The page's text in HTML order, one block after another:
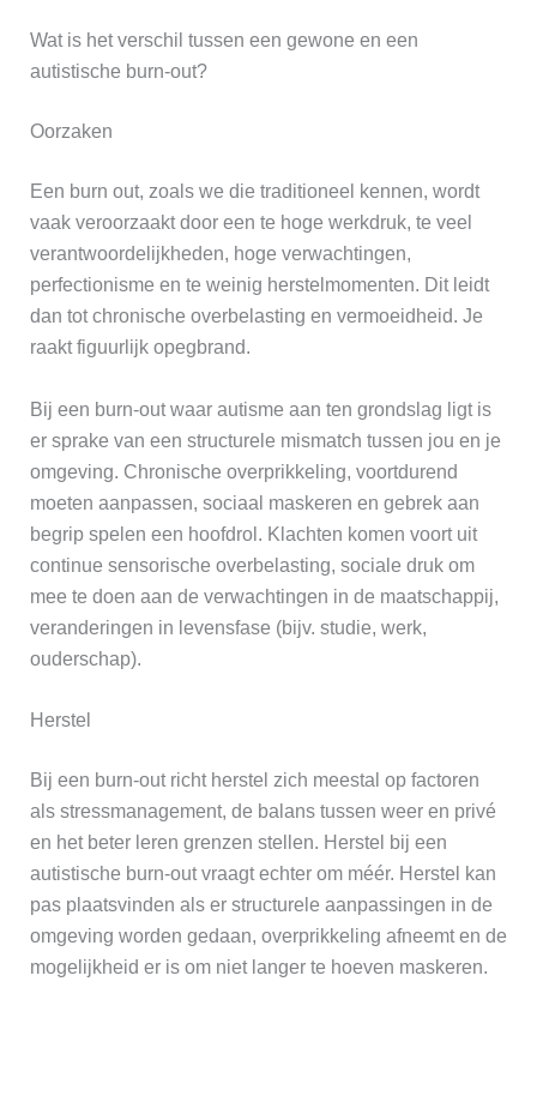
Wat is het verschil tussen een gewone en een
autistische burn-out?
Oorzaken
Een burn out, zoals we die traditioneel kennen, wordt
vaak veroorzaakt door een te hoge werkdruk, te veel
verantwoordelijkheden, hoge verwachtingen,
perfectionisme en te weinig herstelmomenten. Dit leidt
dan tot chronische overbelasting en vermoeidheid. Je
raakt figuurlijk opegbrand.
Bij een burn-out waar autisme aan ten grondslag ligt is
er sprake van een structurele mismatch tussen jou en je
omgeving. Chronische overprikkeling, voortdurend
moeten aanpassen, sociaal maskeren en gebrek aan
begrip spelen een hoofdrol. Klachten komen voort uit
continue sensorische overbelasting, sociale druk om
mee te doen aan de verwachtingen in de maatschappij,
veranderingen in levensfase (bijv. studie, werk,
ouderschap).
Herstel
Bij een burn-out richt herstel zich meestal op factoren
als stressmanagement, de balans tussen weer en privé
en het beter leren grenzen stellen. Herstel bij een
autistische burn-out vraagt echter om méér. Herstel kan
pas plaatsvinden als er structurele aanpassingen in de
omgeving worden gedaan, overprikkeling afneemt en de
mogelijkheid er is om niet langer te hoeven maskeren.